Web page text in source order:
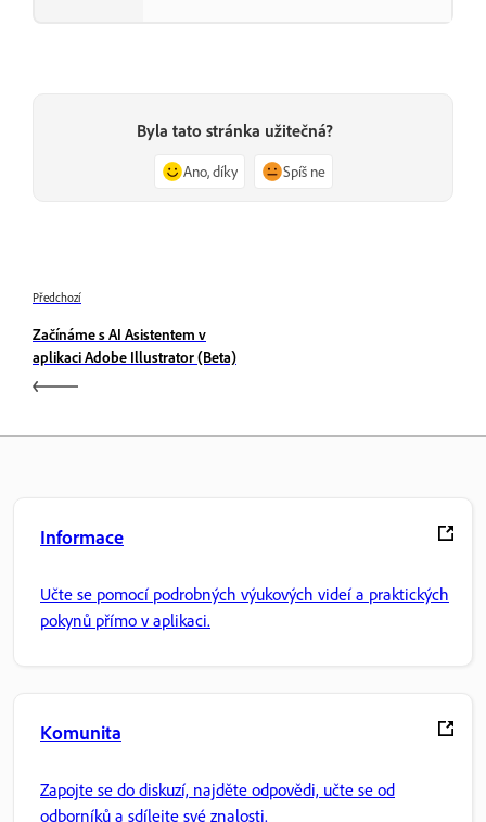
Byla tato stránka užitečná?
Ano, díky Spíš ne
Předchozí
Začínáme s AI Asistentem v
aplikaci Adobe Illustrator (Beta)
Informace
Učte se pomocí podrobných výukových videí a praktických
pokynů přímo v aplikaci.
Komunita
Zapojte se do diskuzí, najděte odpovědi, učte se od
odborníků a sdílejte své znalosti.